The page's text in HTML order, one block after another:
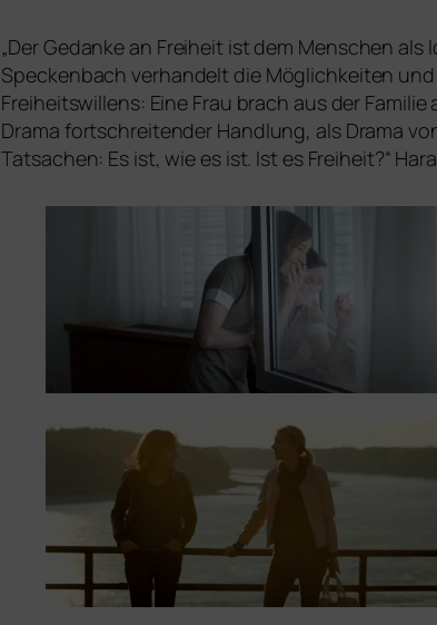
„Der Gedanke an Freiheit ist dem Menschen als
Speckenbach ver­han­delt die Möglichkeiten
Freiheitswillens: Eine Frau brach aus der
Drama fort­schrei­ten­der Handlung, als Drama
Tatsachen: Es ist, wie es ist. Ist es Freiheit?“